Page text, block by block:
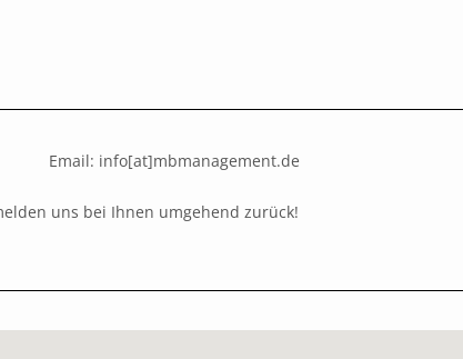
0 Email: info[at]mbmanagement.de
uns bei Ihnen umgehend zurück!